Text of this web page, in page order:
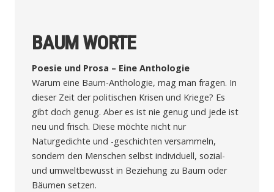
BAUM WORTE
Poesie und Prosa – Eine Anthologie
Warum eine Baum-Anthologie, mag man fragen. In
dieser Zeit der politischen Krisen und Kriege? Es
gibt doch genug. Aber es ist nie genug und jede ist
neu und frisch. Diese möchte nicht nur
Naturgedichte und -geschichten versammeln,
sondern den Menschen selbst individuell, sozial-
und umweltbewusst in Beziehung zu Baum oder
Bäumen setzen.